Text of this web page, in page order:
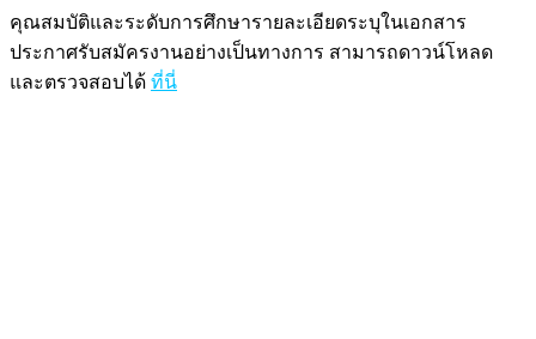
คุณสมบัติและระดับการศึกษารายละเอียดระบุในเอกสาร
ประกาศรับสมัครงานอย่างเป็นทางการ สามารถดาวน์โหลด
และตรวจสอบได้ ที่นี่